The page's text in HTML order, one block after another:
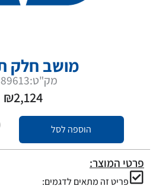
מושב חלק
מק"ט:2689613
₪2,124
הוספה לסל
פרטי המוצר:
פריט זה מתאים לדגמים: